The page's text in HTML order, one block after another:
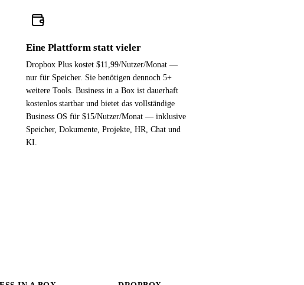
Eine Plattform statt vieler
Dropbox Plus kostet $11,99/Nutzer/Monat —
nur für Speicher. Sie benötigen dennoch 5+
weitere Tools. Business in a Box ist dauerhaft
kostenlos startbar und bietet das vollständige
Business OS für $15/Nutzer/Monat — inklusive
Speicher, Dokumente, Projekte, HR, Chat und
KI.